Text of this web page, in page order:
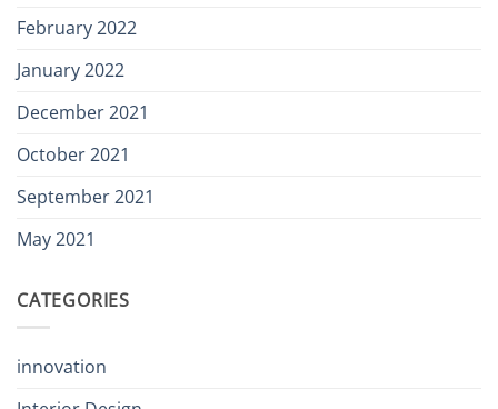
February 2022
January 2022
December 2021
October 2021
September 2021
May 2021
CATEGORIES
innovation